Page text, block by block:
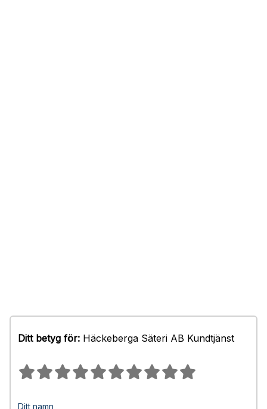
Ditt betyg för: Häckeberga Säteri AB Kundtjänst
Ditt namn